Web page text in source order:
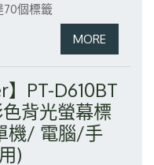
70個標籤
】PT-D610BT
背光螢幕標
機/ 電腦/手
)